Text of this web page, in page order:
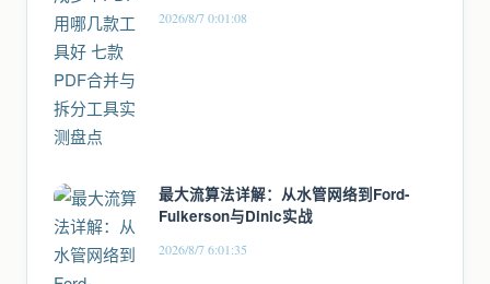
2026/8/7 0:01:08
最大流算法详解：从水管网络到Ford-
Fulkerson与Dinic实战
2026/8/7 6:01:35